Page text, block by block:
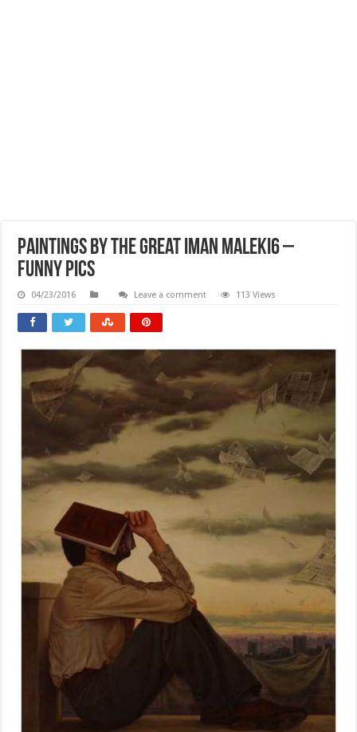
Paintings By The Great Iman Maleki6 –
Funny Pics
04/23/2016 Leave a comment 113 Views